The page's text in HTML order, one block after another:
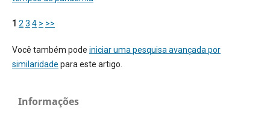
1 2 3 4 > >>
Você também pode iniciar uma pesquisa avançada por
similaridade para este artigo.
Informações